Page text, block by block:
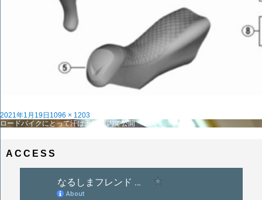
投
稿
2021年1月19日 フ
ル
1096 × 1203
投
ゲ
ロードバイクにとって汗は天敵？ 内で公開
ACCESS